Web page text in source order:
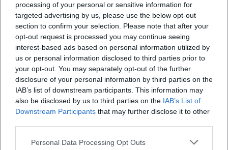
processing of your personal or sensitive information for
targeted advertising by us, please use the below opt-out
section to confirm your selection. Please note that after your
opt-out request is processed you may continue seeing
interest-based ads based on personal information utilized by
us or personal information disclosed to third parties prior to
your opt-out. You may separately opt-out of the further
disclosure of your personal information by third parties on the
IAB’s list of downstream participants. This information may
also be disclosed by us to third parties on the IAB’s List of
Downstream Participants that may further disclose it to other
Personal Data Processing Opt Outs
Aromapflege für den häuslichen Pflegealltag
Besuchen Sie die interaktive Vorlesung über Aromapflege in der
Bahnhof-Apotheke Kempten. Erfahren Sie mehr über die
Anwendung ätherischer Öle im Pflegealltag.
Sonstige Veranstaltungen
€